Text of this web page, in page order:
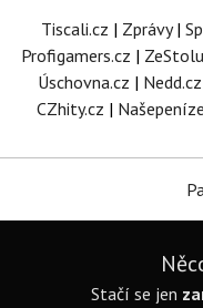
Tiscali.cz | Zprávy|
Profigamers.cz |
Úschovna.cz | Nedd.cz
CZhity.cz |
Stačí se jen